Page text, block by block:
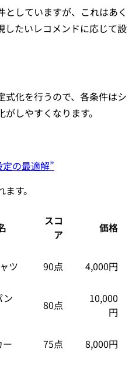
していますが、これはあく
したいレコメンドに応じて設
式化を行うので、各条件はシ
しやすくなります。
の最適解”
す。
スコ
ア
価格
ツ 90点 4,000円
ン
80点
10,000
円
ー 75点 8,000円